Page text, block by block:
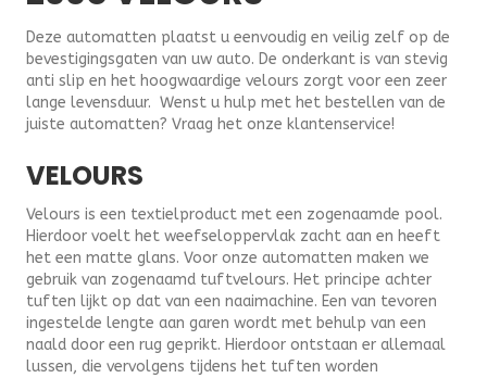
Deze automatten plaatst u eenvoudig en veilig zelf op de
bevestigingsgaten van uw auto. De onderkant is van stevig
anti slip en het hoogwaardige velours zorgt voor een zeer
lange levensduur. Wenst u hulp met het bestellen van de
juiste automatten? Vraag het onze klantenservice!
VELOURS
Velours is een textielproduct met een zogenaamde pool.
Hierdoor voelt het weefseloppervlak zacht aan en heeft
het een matte glans. Voor onze automatten maken we
gebruik van zogenaamd tuftvelours. Het principe achter
tuften lijkt op dat van een naaimachine. Een van tevoren
ingestelde lengte aan garen wordt met behulp van een
naald door een rug geprikt. Hierdoor ontstaan er allemaal
lussen, die vervolgens tijdens het tuften worden